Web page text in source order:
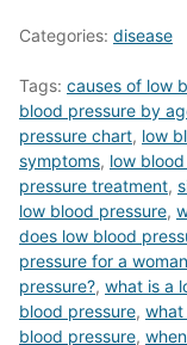
Categories: disease
Tags: causes of low
blood pressure by
pressure chart, low
symptoms, low
pressure treatment,
low blood pressure,
does low blood
pressure for a woman
pressure?, what is a
blood pressure, what
blood pressure,